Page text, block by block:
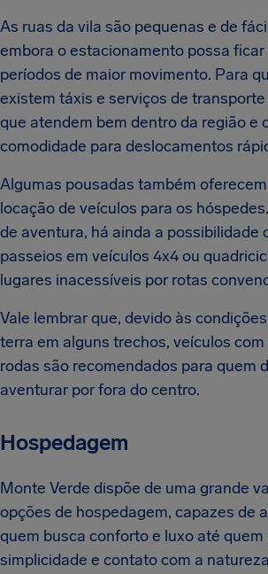
As ruas da vila são pequenas e de
embora o estacionamento possa
períodos de maior movimento. Para
existem táxis e serviços de
que atendem bem dentro da região e
comodidade para deslocamentos
Algumas pousadas também
locação de veículos para os
de aventura, há ainda a possibilidade
passeios em veículos 4x4 ou
lugares inacessíveis por rotas
Vale lembrar que, devido às
terra em alguns trechos, veículos
rodas são recomendados para quem
aventurar por fora do centro.
Hospedagem
Monte Verde dispõe de uma grande
opções de hospedagem, capazes de
quem busca conforto e luxo até quem
simplicidade e contato com a